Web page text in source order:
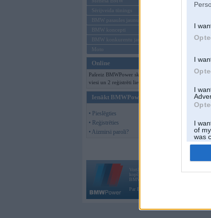
I
I
I
I
of
was
Sērijveida tūnings
BMW pasaules jaunumi
BMW koncepti
BMW konkurentu jaunumi
Moto
Online
Pašreiz BMWPower skatās 105
viesi un 2 reģistrēti lietotāji.
Ienākt BMWPower
• Pieslēgties
• Reģistrēties
• Aizmirsi paroli?
Vortāls BMWPower.lv darbojas
kopš 2002. gada 14. maija. Tas nav auto
BMW AG.
Par BMWPower